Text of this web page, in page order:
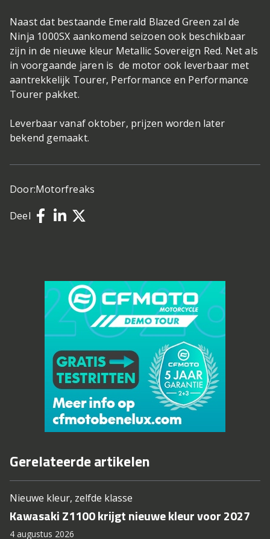
Naast dat bestaande Emerald Blazed Green zal de
Ninja 1000SX aankomend seizoen ook beschikbaar
zijn in de nieuwe kleur Metallic Sovereign Red. Net als
in voorgaande jaren is de motor ook leverbaar met
aantrekkelijk Tourer, Performance en Performance
Tourer pakket.
Leverbaar vanaf oktober, prijzen worden later
bekend gemaakt.
Door:Motorfreaks
Deel
Gerelateerde artikelen
Nieuwe kleur, zelfde klasse
Kawasaki Z1100 krijgt nieuwe kleur voor 2027
4 augustus 2026